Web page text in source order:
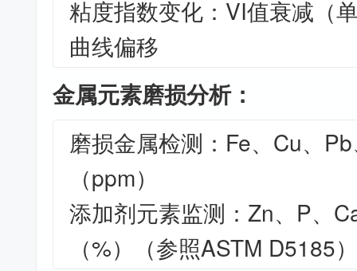
粘度指数变化：VI值衰减（
曲线偏移
金属元素磨损分析：
磨损金属检测：Fe、Cu、
（ppm）
添加剂元素监测：Zn、P、
（%）（参照ASTM D5185